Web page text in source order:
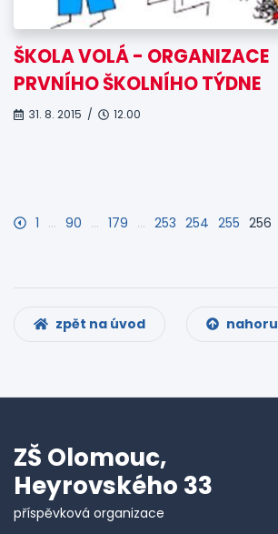
ŠKOLA VOLÁ - ORGANIZACE
PRVNÍHO ŠKOLNÍHO TÝDNE
31. 8. 2015 / 12.00
1 … 90 … 179 … 253 254 255 256
zpět na úvod nahoru
ZŠ Olomouc,
Heyrovského 33
příspěvková organizace